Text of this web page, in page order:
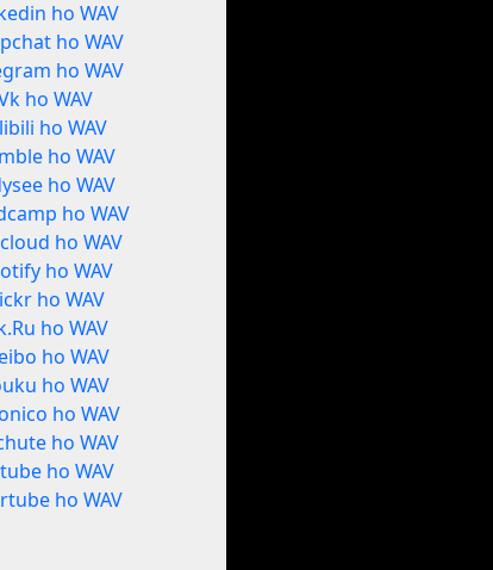
ho WAV
ho WAV
ho WAV
ho WAV
ho WAV
ho WAV
ho WAV
ho WAV
ho WAV
ho WAV
ho WAV
ho WAV
ho WAV
ho WAV
ho WAV
ho WAV
ho WAV
ho WAV